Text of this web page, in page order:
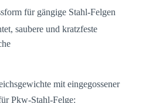
für gängige Stahl-Felgen
saubere und kratzfeste
mit eingegossener
Pkw-Stahl-Felge: